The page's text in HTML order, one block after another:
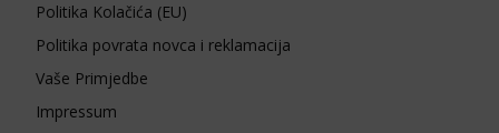
Politika Kolačića (EU)
Politika povrata novca i reklamacija
Vaše Primjedbe
Impressum